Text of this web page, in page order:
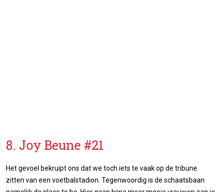
8. Joy Beune #21
Het gevoel bekruipt ons dat we toch iets te vaak op de tribune
zitten van een voetbalstadion. Tegenwoordig is de schaatsbaan